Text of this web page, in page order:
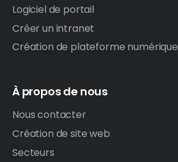
Logiciel de portail
Créer un intranet
Création de plateforme numérique
À propos de nous
Nous contacter
Création de site web
Secteurs